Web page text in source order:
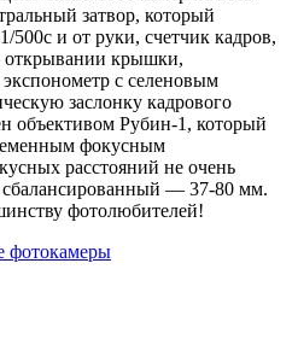
затвор, который
500с и от руки, счетчик кадров,
открывании крышки,
с селеновым
заслонку кадрового
объективом Рубин-1, который
фокусным
расстояний не очень
— 37-80 мм.
фотолюбителей!
фотокамеры